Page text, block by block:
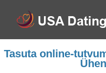
Tasuta online-